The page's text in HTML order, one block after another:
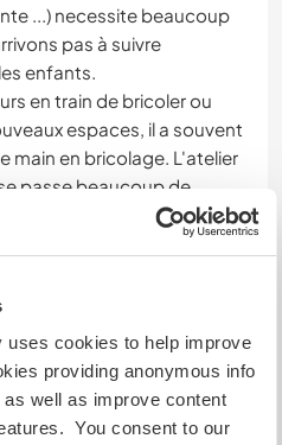
cookies to help improve
providing anonymous info
well as improve content
You consent to our
...) necessite beaucoup
pas à suivre
enfants.
en train de bricoler ou
espaces, il a souvent
main en bricolage. L'atelier
passe beaucoup de
sont tres variées (
en métal, mécanique sur
à poules)
les tâches de jardinage ce
nécessaire.